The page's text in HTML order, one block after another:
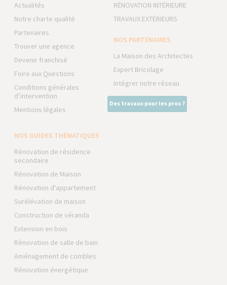
Actualités
Notre charte qualité
Partenaires
Trouver une agence
Devenir franchisé
Foire aux Questions
Conditions générales
d’intervention
Mentions légales
RÉNOVATION INTÉRIEURE
TRAVAUX EXTÉRIEURS
NOS PARTENAIRES
La Maison des Architectes
Expert Bricolage
Intégrer notre réseau
Des travaux pour les pros ?
NOS GUIDES THÉMATIQUES
Rénovation de résidence
secondaire
Rénovation de Maison
Rénovation d'appartement
Surélévation de maison
Construction de véranda
Extension en bois
Rénovation de salle de bain
Aménagement de combles
Rénovation énergétique